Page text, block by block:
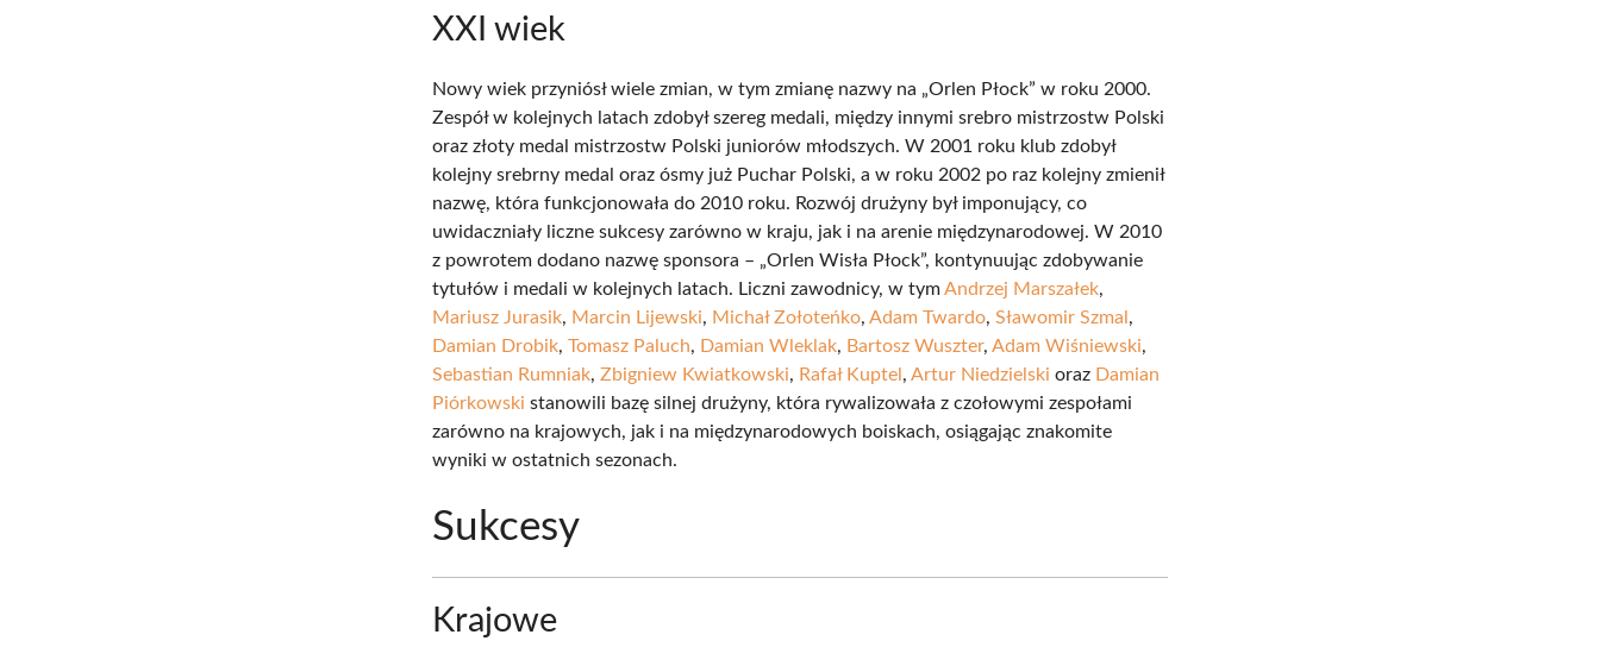
XXI wiek
Nowy wiek przyniósł wiele zmian, w tym zmianę nazwy na „Orlen Płock” w roku 2000.
Zespół w kolejnych latach zdobył szereg medali, między innymi srebro mistrzostw Polski
oraz złoty medal mistrzostw Polski juniorów młodszych. W 2001 roku klub zdobył
kolejny srebrny medal oraz ósmy już Puchar Polski, a w roku 2002 po raz kolejny zmienił
nazwę, która funkcjonowała do 2010 roku. Rozwój drużyny był imponujący, co
uwidaczniały liczne sukcesy zarówno w kraju, jak i na arenie międzynarodowej. W 2010
z powrotem dodano nazwę sponsora – „Orlen Wisła Płock”, kontynuując zdobywanie
tytułów i medali w kolejnych latach. Liczni zawodnicy, w tymAndrzej Marszałek,
Mariusz Jurasik, Marcin Lijewski, Michał Zołoteńko,Adam Twardo,Sławomir Szmal,
Damian Drobik,Tomasz Paluch, Damian Wleklak, Bartosz Wuszter,Adam Wiśniewski,
Sebastian Rumniak,Zbigniew Kwiatkowski, Rafał Kuptel,Artur Niedzielski oraz Damian
Piórkowski stanowili bazę silnej drużyny, która rywalizowała z czołowymi zespołami
zarówno na krajowych, jak i na międzynarodowych boiskach, osiągając znakomite
wyniki w ostatnich sezonach.
Sukcesy
Krajowe